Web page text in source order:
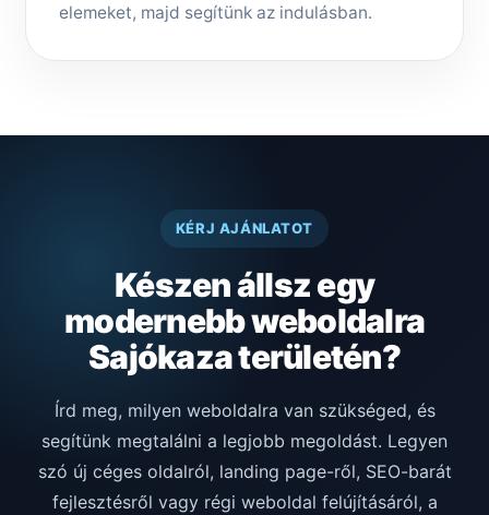
elemeket, majd segítünk az indulásban.
KÉRJ AJÁNLATOT
Készen állsz egy
modernebb weboldalra
Sajókaza területén?
Írd meg, milyen weboldalra van szükséged, és
segítünk megtalálni a legjobb megoldást. Legyen
szó új céges oldalról, landing page-ről, SEO-barát
fejlesztésről vagy régi weboldal felújításáról, a